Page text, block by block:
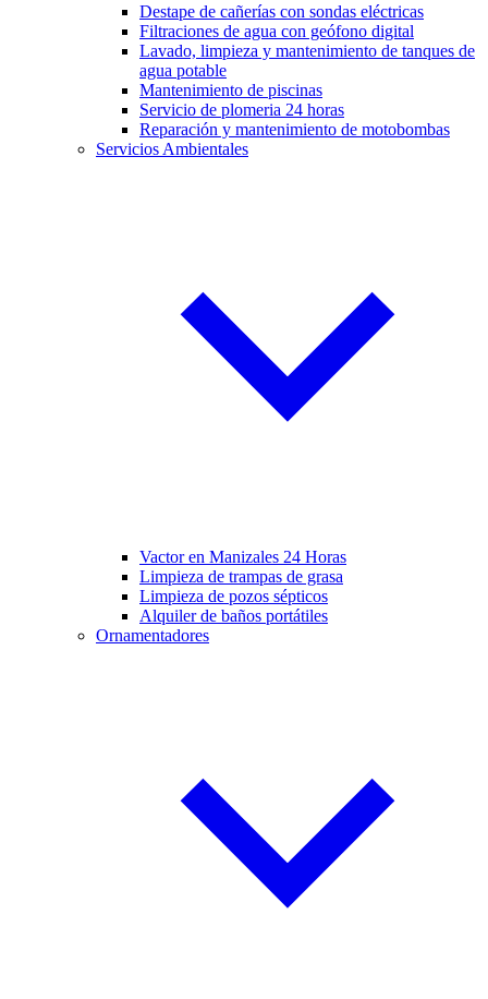
Destape de cañerías con sondas eléctricas
Filtraciones de agua con geófono digital
Lavado, limpieza y mantenimiento de tanques de
agua potable
Mantenimiento de piscinas
Servicio de plomeria 24 horas
Reparación y mantenimiento de motobombas
Servicios Ambientales
Vactor en Manizales 24 Horas
Limpieza de trampas de grasa
Limpieza de pozos sépticos
Alquiler de baños portátiles
Ornamentadores